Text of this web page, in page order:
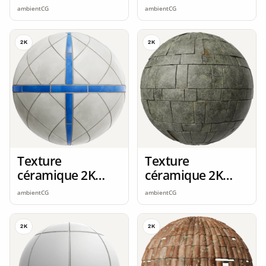
seamless
ambientCG seamless
ambientCG
2K
Texture
céramique 2K
seamless
ambientCG
2K
Texture
céramique 2K
seamless
ambientCG
2K 2K